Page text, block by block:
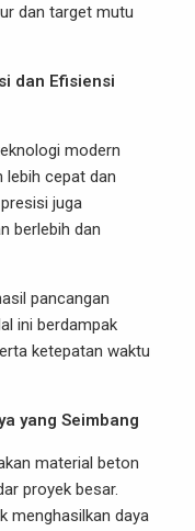
dan target mutu
dan Efisiensi
modern
lebih cepat dan
juga
berlebih dan
pancangan
ini berdampak
ketepatan waktu
yang Seimbang
material beton
proyek besar.
menghasilkan daya